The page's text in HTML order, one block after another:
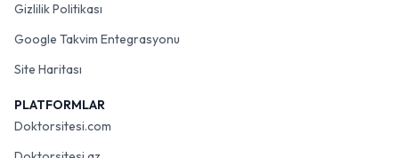
Gizlilik Politikası
Google Takvim Entegrasyonu
Site Haritası
PLATFORMLAR
Doktorsitesi.com